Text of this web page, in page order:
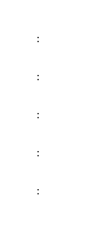
:
:
:
:
: